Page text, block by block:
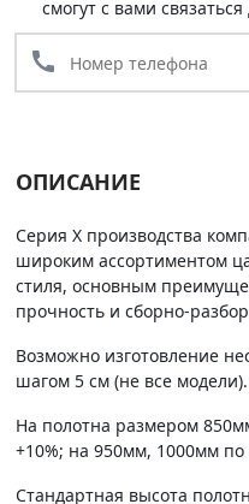
смогут с вами
call
ОПИСАНИЕ
Серия Х производства
широким ассортиментом
стиля, основным
прочность и сборно-
Возможно изготовление
шагом 5 см (не все модели).
На полотна размером
+10%; на 950мм, 1000мм
Стандартная высота